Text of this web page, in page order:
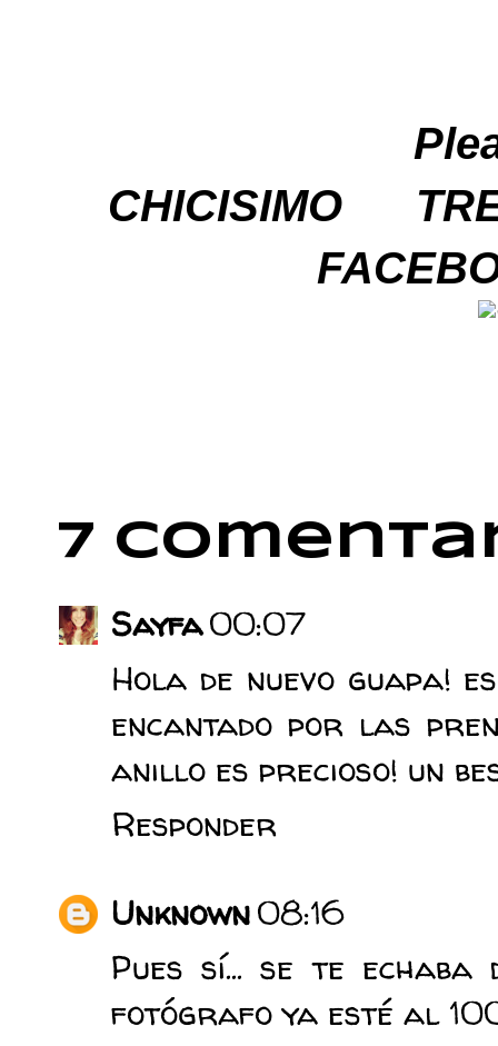
CHICISIMO
7
Sayfa00:07
Hola de nuevo guapa!
encantado por las
anillo es precioso! un
Responder
Unknown08:16
Pues sí... se te
fotógrafo ya esté al